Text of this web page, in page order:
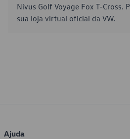
Nivus Golf Voyage Fox T-Cross.
sua loja virtual oficial da VW.
Ajuda